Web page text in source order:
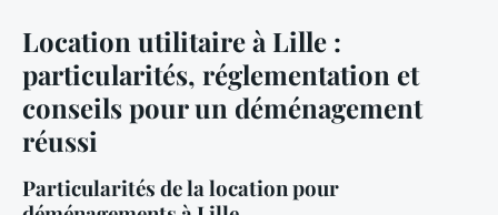
Location utilitaire à Lille :
particularités, réglementation et
conseils pour un déménagement
réussi
Particularités de la location pour